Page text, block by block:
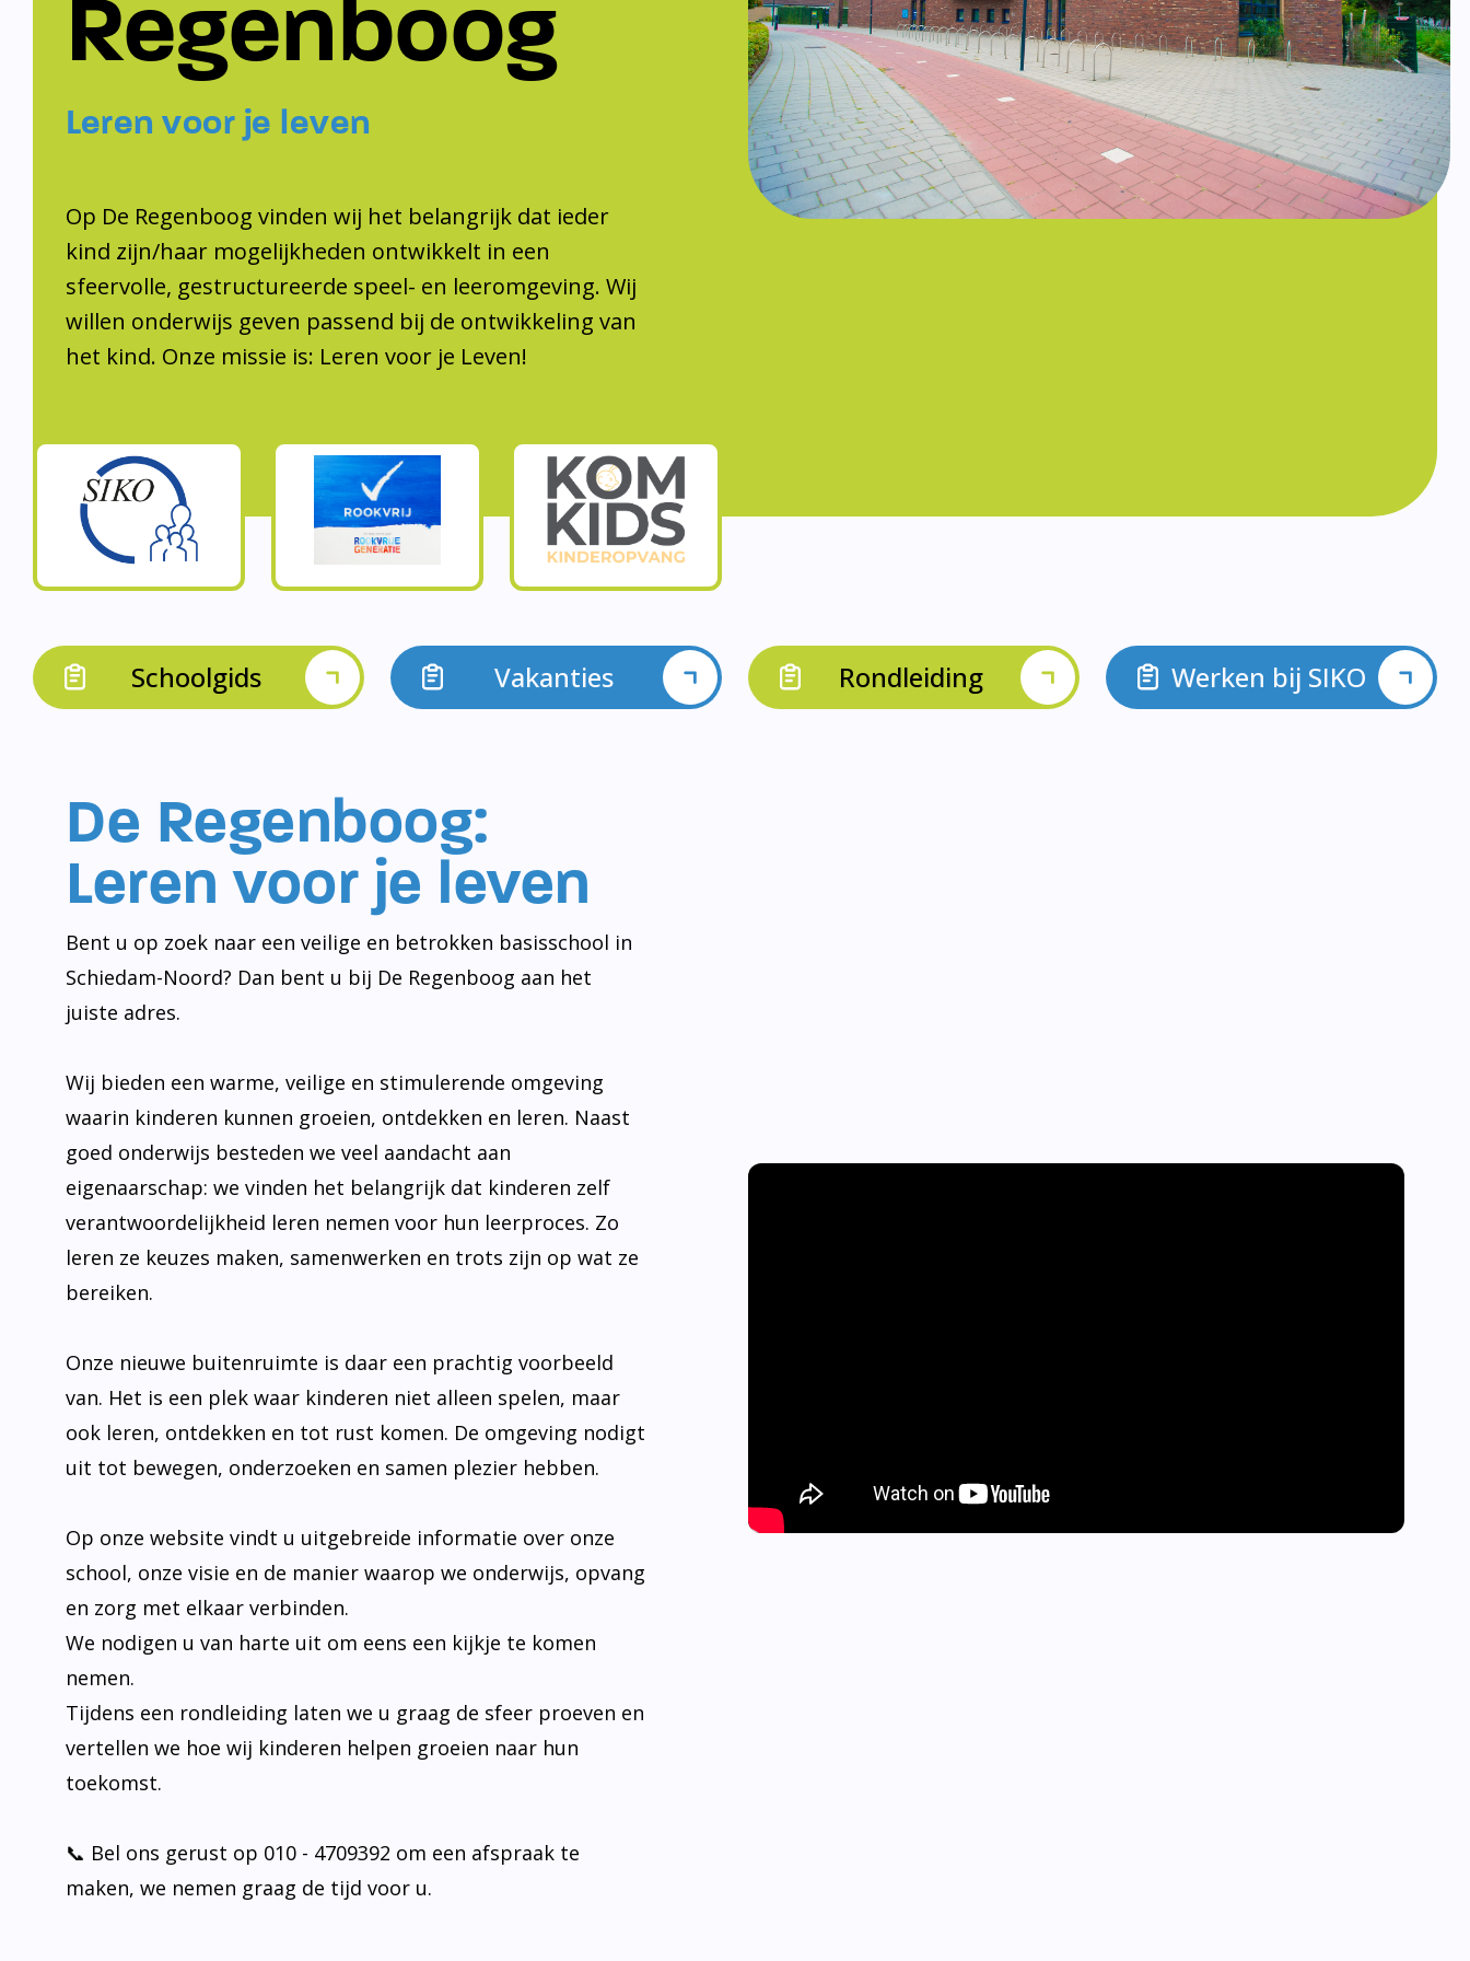
Regenboog
Leren voor je leven
Op De Regenboog vinden wij het belangrijk dat ieder
kind zijn/haar mogelijkheden ontwikkelt in een
sfeervolle, gestructureerde speel- en leeromgeving. Wij
willen onderwijs geven passend bij de ontwikkeling van
het kind. Onze missie is: Leren voor je Leven!
Schoolgids Vakanties Rondleiding Werken bij SIKO
De Regenboog:
Leren voor je leven
Bent u op zoek naar een veilige en betrokken basisschool in
Schiedam-Noord? Dan bent u bij De Regenboog aan het
juiste adres.
Wij bieden een warme, veilige en stimulerende omgeving
waarin kinderen kunnen groeien, ontdekken en leren. Naast
goed onderwijs besteden we veel aandacht aan
eigenaarschap: we vinden het belangrijk dat kinderen zelf
verantwoordelijkheid leren nemen voor hun leerproces. Zo
leren ze keuzes maken, samenwerken en trots zijn op wat ze
bereiken.
Onze nieuwe buitenruimte is daar een prachtig voorbeeld
van. Het is een plek waar kinderen niet alleen spelen, maar
ook leren, ontdekken en tot rust komen. De omgeving nodigt
uit tot bewegen, onderzoeken en samen plezier hebben.
Op onze website vindt u uitgebreide informatie over onze
school, onze visie en de manier waarop we onderwijs, opvang
en zorg met elkaar verbinden.
We nodigen u van harte uit om eens een kijkje te komen
nemen.
Tijdens een rondleiding laten we u graag de sfeer proeven en
vertellen we hoe wij kinderen helpen groeien naar hun
toekomst.
📞 Bel ons gerust op 010 - 4709392 om een afspraak te
maken, we nemen graag de tijd voor u.